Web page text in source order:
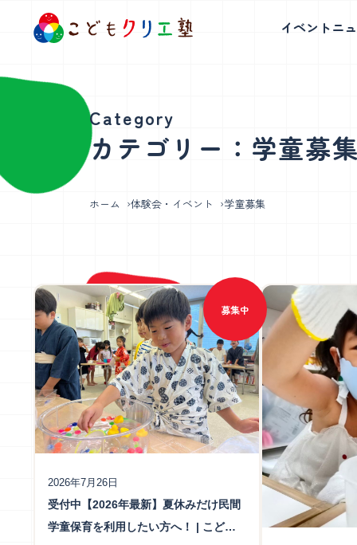
イベントニ
白金台校
白金台校について
学童説明会日程・教室見学会
（更新日：2026年7月27日）
表参道校につ
学童説明会日
（更新日：2026年
日本橋校 東日本橋
読み書き発表コース
体を使った表現と読書、探究学習で表
現力・創造力を育みます。
アートコース
本物のアートにふれ、創造性と芸術を
楽しむ力を育みます。
「なぜ？」
考力
カテゴリー：学童募集
ホーム 体験会・イベント 学童募集
募集中
2026年7月26日
受付中【2026年最新】夏休みだけ民間
学童保育を利用したい方へ！ | こども